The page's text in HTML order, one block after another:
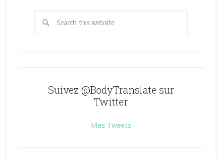
Suivez @BodyTranslate sur
Twitter
Mes Tweets